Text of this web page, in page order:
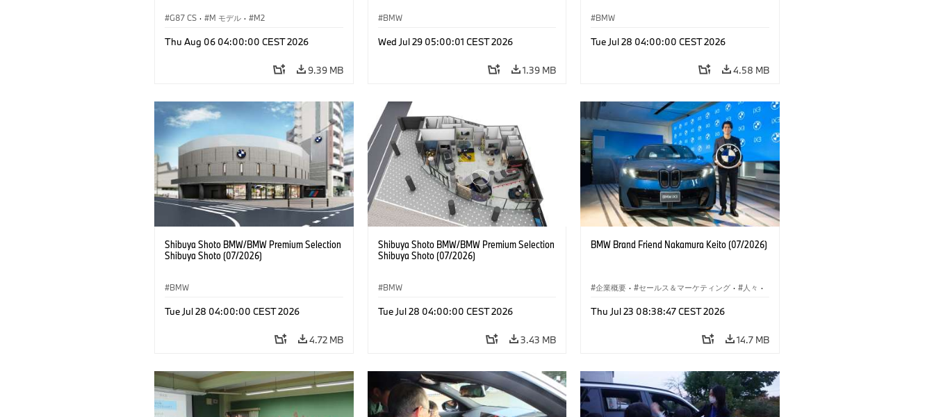
G87 CS · M モデル · M2
Thu Aug 06 04:00:00 CEST 2026
9.39 MB
BMW
Wed Jul 29 05:00:01 CEST 2026
1.39 MB
BMW
Tue Jul 28 04:00:00 CEST 2026
4.58 MB
Shibuya Shoto BMW/BMW Premium Selection
Shibuya Shoto (07/2026)
BMW
Tue Jul 28 04:00:00 CEST 2026
4.72 MB
Shibuya Shoto BMW/BMW Premium Selection
Shibuya Shoto (07/2026)
BMW
Tue Jul 28 04:00:00 CEST 2026
3.43 MB
BMW Brand Friend Nakamura Keito (07/2026)
企業概要 · セールス＆マーケティング · 人々 ·
Thu Jul 23 08:38:47 CEST 2026
14.7 MB